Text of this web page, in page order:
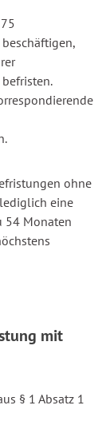
ohne
eine
54 Monaten
mit
§ 1 Absatz 1